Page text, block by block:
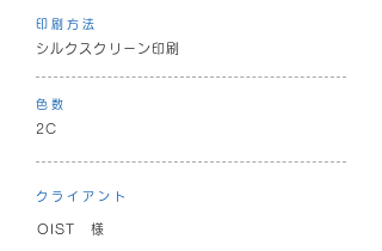
印刷方法
シルクスクリーン印刷
色数
2C
クライアント
OIST 様